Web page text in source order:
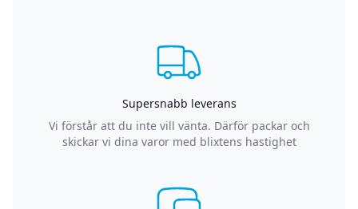
Supersnabb leverans
Vi förstår att du inte vill vänta. Därför packar och
skickar vi dina varor med blixtens hastighet